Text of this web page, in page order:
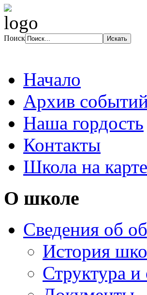
Поиск
Начало
Архив
Наша гордость
Контакты
Школа на карте
О школе
Сведения об
История
Структура